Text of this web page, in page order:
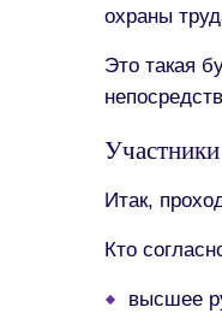
охраны
Это такая
Участники
Итак,
Кто
высшее